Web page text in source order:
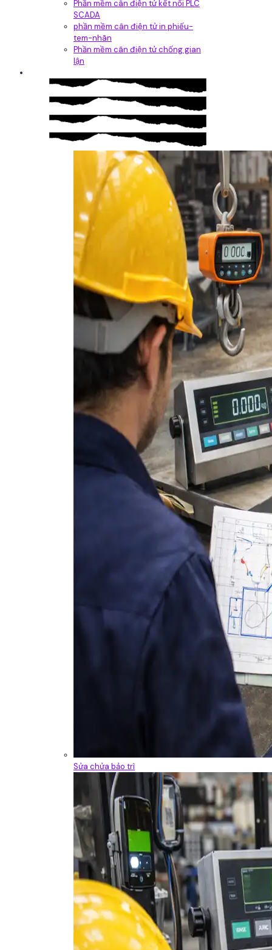
Phần mềm cân điện tử kết nối PLC
SCADA
phần mềm cân điện tử in phiếu-
tem-nhãn
Phần mềm cân điện tử chống gian
lận
Sửa chửa bảo trì